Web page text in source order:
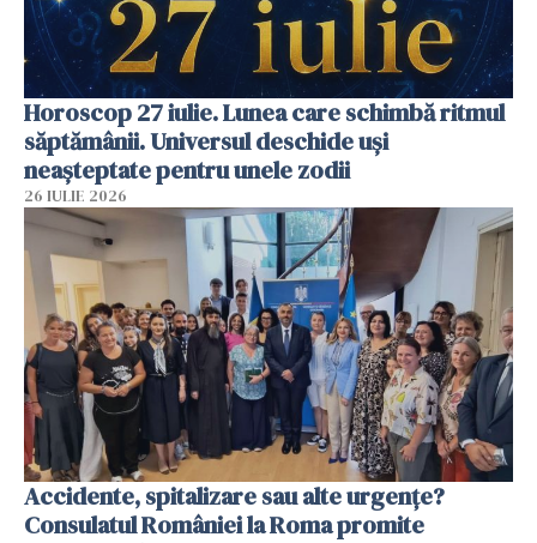
Horoscop 27 iulie. Lunea care schimbă ritmul
săptămânii. Universul deschide uși
neașteptate pentru unele zodii
26 IULIE 2026
Accidente, spitalizare sau alte urgențe?
Consulatul României la Roma promite